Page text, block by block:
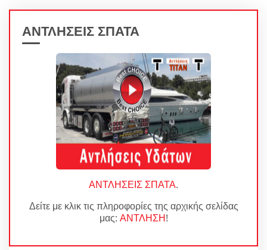
ΑΝΤΛΗΣΕΙΣ ΣΠΑΤΑ
ΑΝΤΛΗΣΕΙΣ ΣΠΑΤΑ.
Δείτε με κλικ τις πληροφορίες της αρχικής σελίδας
μας: ΑΝΤΛΗΣΗ!